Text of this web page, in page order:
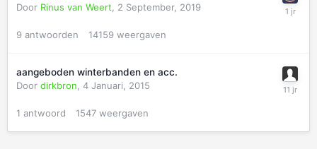
Door Rinus van Weert 2 September, 2019
9 antwoorden 14159 weergaven
aangeboden winterbanden en acc.
Door dirkbron 4 Januari, 2015
1 antwoord 1547 weergaven